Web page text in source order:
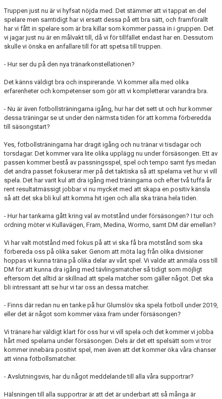
Truppen just nu är vi hyfsat nöjda med. Det stämmer att vi tappat en del
spelare men samtidigt har vi ersatt dessa på ett bra sätt, och framförallt
har vi fått in spelare som är bra killar som kommer passa in i gruppen. Det
vi jagar just nu är en målvakt till, då vi för tillfället endast har en. Dessutom
skulle vi önska en anfallare till för att spetsa till truppen.
- Hur ser du på den nya tränarkonstellationen?
Det känns väldigt bra och inspirerande. Vi kommer alla med olika
erfarenheter och kompetenser som gör att vi kompletterar varandra bra.
- Nu är även fotbollsträningarna igång, hur har det sett ut och hur kommer
dessa träningar se ut under den närmsta tiden för att komma förberedda
till säsongstart?
Yes, fotbollsträningarna har dragit igång och nu tränar vi tisdagar och
torsdagar. Det kommer vara lite olika upplägg nu under försäsongen. Ett av
passen kommer bestå av passningsspel, spel och tempo samt fys medan
det andra passet fokuserar mer på det taktiska så att spelarna vet hur vi vill
spela. Det har varit kul att dra igång med träningarna och efter två tuffa år
rent resultatmässigt jobbar vi nu mycket med att skapa en positiv känsla
så att det ska bli kul att komma hit igen och alla ska träna hela tiden.
- Hur har tankarna gått kring val av motstånd under försäsongen? I tur och
ordning möter vi Kullavägen, Fram, Medina, Wormo, samt DM där emellan?
Vi har valt motstånd med fokus på att vi ska få bra motstånd som ska
förbereda oss på olika saker. Genom att möta lag från olika divisioner
hoppas vi kunna träna på olika delar av vårt spel. Vi valde att anmäla oss till
DM för att kunna dra igång med tävlingsmatcher så tidigt som möjligt
eftersom det alltid är skillnad att spela matcher som gäller något. Det ska
bli intressant att se hur vi tar oss an dessa matcher.
- Finns där redan nu en tanke på hur Glumslöv ska spela fotboll under 2019,
eller det är något som kommer växa fram under försäsongen?
Vi tränare har väldigt klart för oss hur vi vill spela och det kommer vi jobba
hårt med spelarna under försäsongen. Dels är det ett spelsätt som vi tror
kommer innebära positivt spel, men även att det kommer öka våra chanser
att vinna fotbollsmatcher.
- Avslutningsvis, har du något meddelande till alla våra supportrar?
Hälsningen till alla supportrar är att det är underbart att så många är